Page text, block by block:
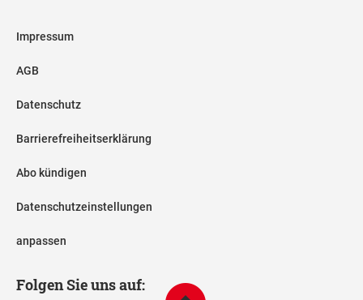
Impressum
AGB
Datenschutz
Barrierefreiheitserklärung
Abo kündigen
Datenschutzeinstellungen
anpassen
Folgen Sie uns auf: